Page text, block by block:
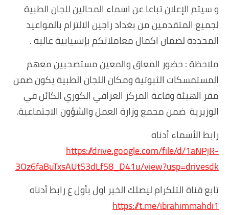
و سيتم الإعلان تباعا عن اسماء المحالين للجان الطبية
لجميع المتقدمين من بغداد راجين الالتزام بالمواعيد
المحددة لضمان اكمال معاملاتكم بإنسيابية عالية .
ملاحظة : حضور المعاق والمعين مستصحبين معهم
المستمسكات الثبوتية ومكان اللجان الطبية يكون ضمن
مقر الهيئة وقاعة المركز العراقي الكوري الكائن في
الوزيرية ضمن مجمع وزارة العمل والشؤون الاجتماعية.
رابط الأسماء أدناه
https://drive.google.com/file/d/1aNPjR-
3Oz6faBuTxsAUtS3dLfS8_D41u/view?usp=drivesdk
تابع قناة التلكرام ليصلك الخبر اول بأول ع رابط أدناه
https://t.me/ibrahimmahdi1